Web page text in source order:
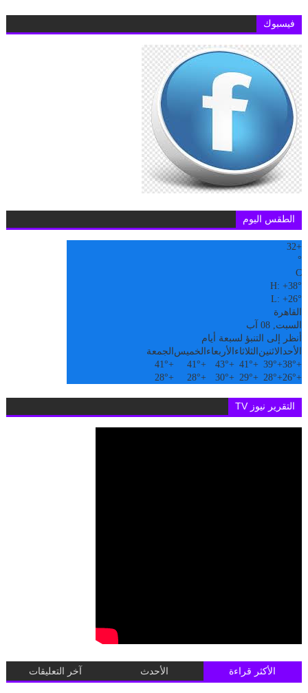
فيسبوك
الطقس اليوم
+
32
°
C
H:+38°
L:+26°
القاهرة
السبت, 08 آب
أنظر إلى التنبؤ لسبعة أيام
الأحدالاثنين الثلاثاء الأربعاء الخميس الجمعة
+
38°
+
39°
+
41°
+
43°
+
41°
+
41°
+
26°
+
28°
+
29°
+
30°
+
28°
+
28°
التقرير نيوز TV
الأكثر قراءة الأحدث آخر التعليقات